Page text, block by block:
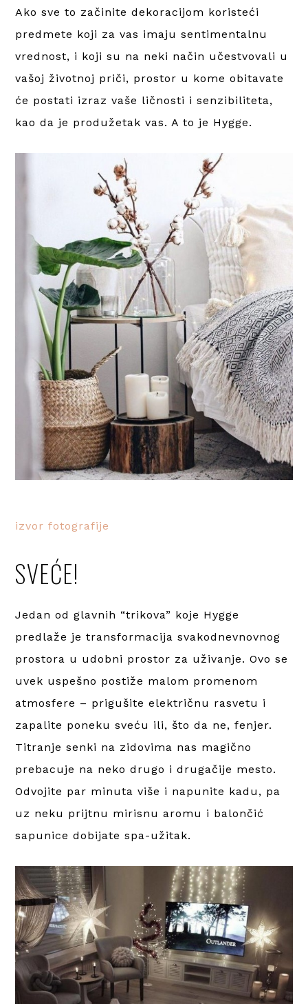
Ako sve to začinite dekoracijom koristeći
predmete koji za vas imaju sentimentalnu
vrednost, i koji su na neki način učestvovali u
vašoj životnoj priči, prostor u kome obitavate
će postati izraz vaše ličnosti i senzibiliteta,
kao da je produžetak vas. A to je Hygge.
izvor fotografije
SVEĆE!
Jedan od glavnih “trikova” koje Hygge
predlaže je transformacija svakodnevnovnog
prostora u udobni prostor za uživanje. Ovo se
uvek uspešno postiže malom promenom
atmosfere – prigušite električnu rasvetu i
zapalite poneku sveću ili, što da ne, fenjer.
Titranje senki na zidovima nas magično
prebacuje na neko drugo i drugačije mesto.
Odvojite par minuta više i napunite kadu, pa
uz neku prijtnu mirisnu aromu i balončić
sapunice dobijate spa-užitak.